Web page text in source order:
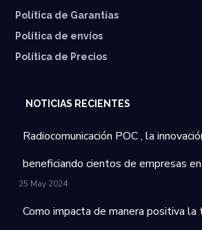
Política de Garantías
⁠Política de envíos
Política de Precios
NOTICIAS RECIENTES
Radiocomunicación POC , la
beneficiando cientos de empresas
25 May 2024
Como impacta de manera positiva la